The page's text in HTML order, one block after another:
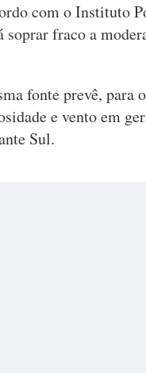
com o Instituto
soprar fraco a
fonte prevê, para
e vento em
Sul.